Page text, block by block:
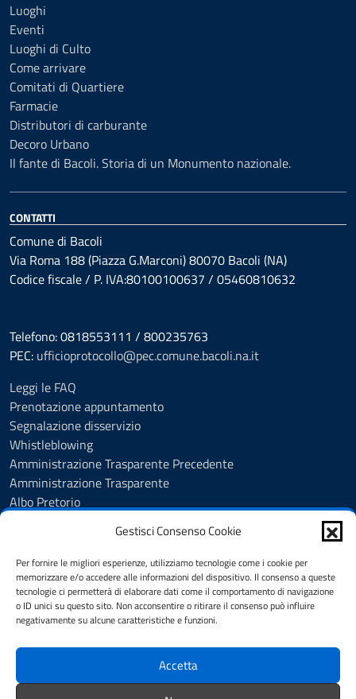
Gestisci Consenso Cookie
Per fornire le migliori esperienze, utilizziamo tecnologie come i cookie per
memorizzare e/o accedere alle informazioni del dispositivo. Il consenso a queste
tecnologie ci permetterà di elaborare dati come il comportamento di navigazione
o ID unici su questo sito. Non acconsentire o ritirare il consenso può influire
negativamente su alcune caratteristiche e funzioni.
Accetta
Luoghi
Eventi
Luoghi di Culto
Come arrivare
Comitati di Quartiere
Farmacie
Distributori di carburante
Decoro Urbano
Il fante di Bacoli. Storia di un Monumento nazionale.
CONTATTI
Comune di Bacoli
Via Roma 188 (Piazza G.Marconi) 80070 Bacoli (NA)
Codice fiscale / P. IVA:80100100637 / 05460810632
Telefono: 0818553111 / 800235763
PEC: ufficioprotocollo@pec.comune.bacoli.na.it
Leggi le FAQ
Prenotazione appuntamento
Segnalazione disservizio
Whistleblowing
Amministrazione Trasparente Precedente
Amministrazione Trasparente
Albo Pretorio
Informativa privacy
Dichiarazione di accessibilità
Obiettivi di accessibilità
Note legali
SEGUICI SU